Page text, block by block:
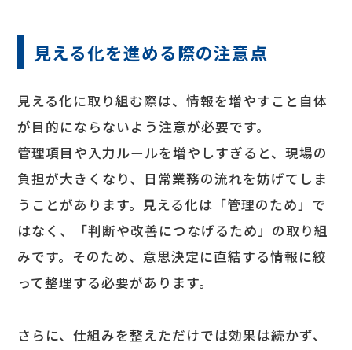
見える化を進める際の注意点
見える化に取り組む際は、情報を増やすこと自体
が目的にならないよう注意が必要です。
管理項目や入力ルールを増やしすぎると、現場の
負担が大きくなり、日常業務の流れを妨げてしま
うことがあります。見える化は「管理のため」で
はなく、「判断や改善につなげるため」の取り組
みです。そのため、意思決定に直結する情報に絞
って整理する必要があります。
さらに、仕組みを整えただけでは効果は続かず、